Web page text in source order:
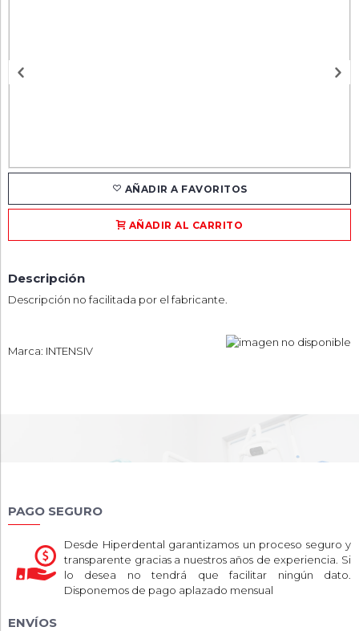
AÑADIR A FAVORITOS
AÑADIR AL CARRITO
Descripción
Descripción no facilitada por el fabricante.
Marca: INTENSIV
PAGO SEGURO
Desde Hiperdental garantizamos un proceso seguro y
transparente gracias a nuestros años de experiencia. Si
lo desea no tendrá que facilitar ningún dato.
Disponemos de pago aplazado mensual
ENVÍOS